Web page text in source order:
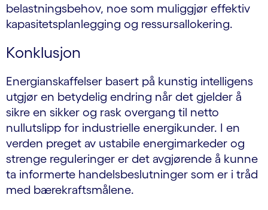
belastningsbehov, noe som muliggjør effektiv
kapasitetsplanlegging og ressursallokering.
Konklusjon
Energianskaffelser basert på kunstig intelligens
utgjør en betydelig endring når det gjelder å
sikre en sikker og rask overgang til netto
nullutslipp for industrielle energikunder. I en
verden preget av ustabile energimarkeder og
strenge reguleringer er det avgjørende å kunne
ta informerte handelsbeslutninger som er i tråd
med bærekraftsmålene.